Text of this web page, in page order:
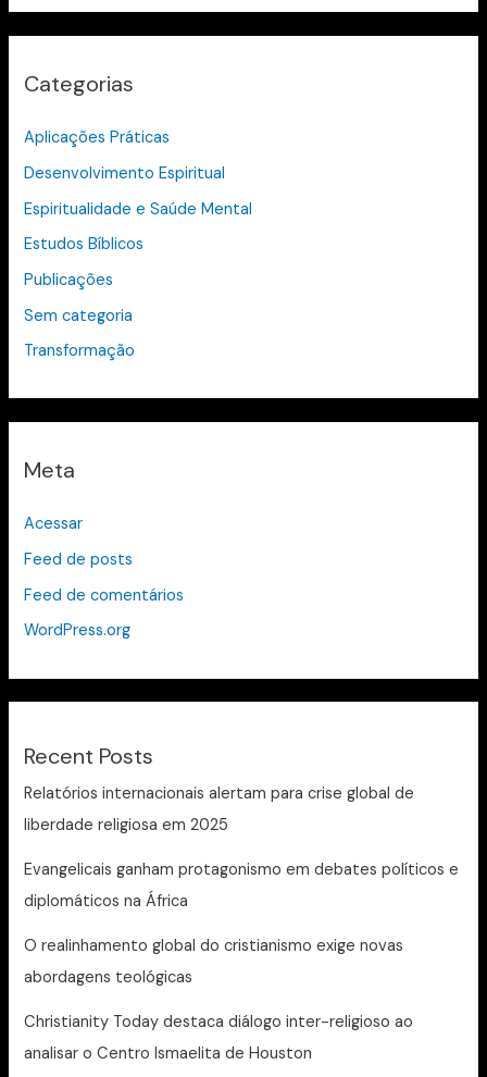
Categorias
Aplicações Práticas
Desenvolvimento Espiritual
Espiritualidade e Saúde Mental
Estudos Bíblicos
Publicações
Sem categoria
Transformação
Meta
Acessar
Feed de posts
Feed de comentários
WordPress.org
Recent Posts
Relatórios internacionais alertam para crise global de
liberdade religiosa em 2025
Evangelicais ganham protagonismo em debates políticos e
diplomáticos na África
O realinhamento global do cristianismo exige novas
abordagens teológicas
Christianity Today destaca diálogo inter-religioso ao
analisar o Centro Ismaelita de Houston